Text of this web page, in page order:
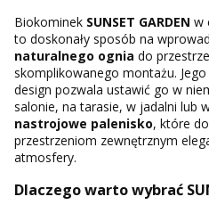
Biokominek SUNSET GARDEN w
to doskonały sposób na
naturalnego ognia do
skomplikowanego montażu.
design pozwala ustawić go w
salonie, na tarasie, w jadalni lub
nastrojowe palenisko, które
przestrzeniom zewnętrznym
atmosfery.
Dlaczego warto wybrać